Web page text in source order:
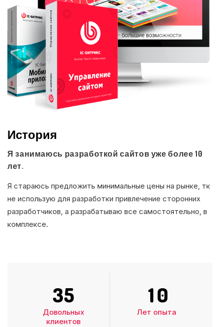
История
Я занимаюсь разработкой сайтов уже более 10
лет.
Я стараюсь предложить минимальные цены на рынке, тк
не использую для разработки привлечение сторонних
разработчиков, а разрабатываю все самостоятельно, в
комплексе.
35
Довольных
клиентов
10
Лет опыта